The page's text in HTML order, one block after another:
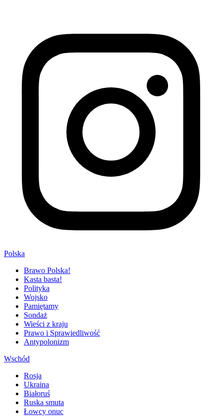
Polska
Brawo Polska!
Kasta basta!
Polityka
Wojsko
Pamiętamy
Sondaż
Wieści z kraju
Prawo i Sprawiedliwość
Antypolonizm
Wschód
Rosja
Ukraina
Białoruś
Ruska smuta
Łowcy onuc